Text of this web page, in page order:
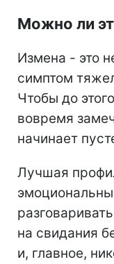
Можно ли
Измена - это
симптом
Чтобы до
вовремя
начинает
Лучшая
на свидания
и, главное,